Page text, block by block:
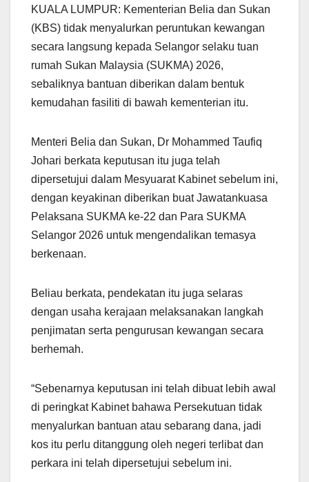
at
s
A
p
p
e
gr
a
m
c
e
b
o
o
ail ar
e
KUALA LUMPUR: Kementerian Belia dan Sukan
(KBS) tidak menyalurkan peruntukan kewangan
secara langsung kepada Selangor selaku tuan
rumah Sukan Malaysia (SUKMA) 2026,
sebaliknya bantuan diberikan dalam bentuk
kemudahan fasiliti di bawah kementerian itu.
Menteri Belia dan Sukan, Dr Mohammed Taufiq
Johari berkata keputusan itu juga telah
dipersetujui dalam Mesyuarat Kabinet sebelum ini,
dengan keyakinan diberikan buat Jawatankuasa
Pelaksana SUKMA ke-22 dan Para SUKMA
Selangor 2026 untuk mengendalikan temasya
berkenaan.
Beliau berkata, pendekatan itu juga selaras
dengan usaha kerajaan melaksanakan langkah
penjimatan serta pengurusan kewangan secara
berhemah.
“Sebenarnya keputusan ini telah dibuat lebih awal
di peringkat Kabinet bahawa Persekutuan tidak
menyalurkan bantuan atau sebarang dana, jadi
kos itu perlu ditanggung oleh negeri terlibat dan
perkara ini telah dipersetujui sebelum ini.